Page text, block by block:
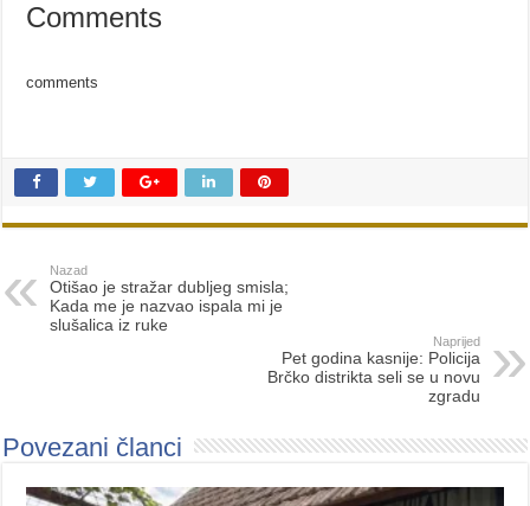
Comments
comments
Nazad
Otišao je stražar dubljeg smisla;
Kada me je nazvao ispala mi je
slušalica iz ruke
Naprijed
Pet godina kasnije: Policija
Brčko distrikta seli se u novu
zgradu
Povezani članci